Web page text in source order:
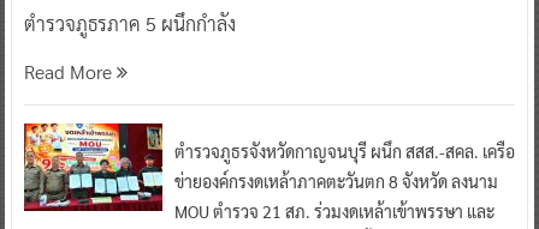
ตำรวจภูธรภาค 5 ผนึกกำลัง
Read More
ตำรวจภูธรจังหวัดกาญจนบุรี ผนึก สสส.-สคล. เครือ
ข่ายองค์กรงดเหล้าภาคตะวันตก 8 จังหวัด ลงนาม
MOU ตำรวจ 21 สภ. ร่วมงดเหล้าเข้าพรรษา และ